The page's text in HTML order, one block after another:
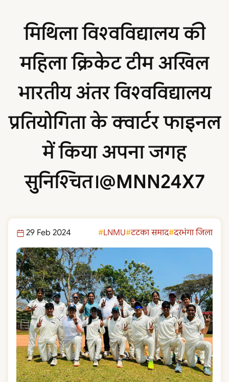
मिथिला विश्वविद्यालय की
महिला क्रिकेट टीम अखिल
भारतीय अंतर विश्वविद्यालय
प्रतियोगिता के क्वार्टर फाइनल
में किया अपना जगह
सुनिश्चित।@MNN24X7
29 Feb 2024 LNMU टटका समाद दरभंगा जिला